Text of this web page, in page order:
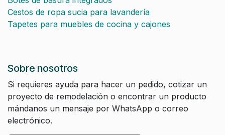
Cestos de ropa sucia para lavandería
Tapetes para muebles de cocina y cajones
Sobre nosotros
Si requieres ayuda para hacer un pedido, cotizar un
proyecto de remodelación o encontrar un producto
mándanos un mensaje por WhatsApp o correo
electrónico.